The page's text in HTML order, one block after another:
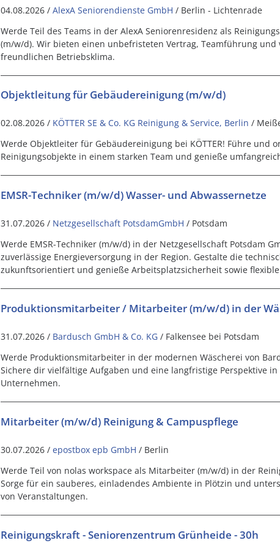
04.08.2026 / AlexA Seniorendienste GmbH / Berlin - Lichtenrade
Werde Teil des Teams in der AlexA Seniorenresidenz als
(m/w/d). Wir bieten einen unbefristeten Vertrag, Teamführung und
freundlichen Betriebsklima.
Objektleitung für Gebäudereinigung (m/w/d)
02.08.2026 / KÖTTER SE & Co. KG Reinigung & Service, Berlin /
Werde Objektleiter für Gebäudereinigung bei KÖTTER! Führe und
Reinigungsobjekte in einem starken Team und genieße
EMSR-Techniker (m/w/d) Wasser- und Abwassernetze
31.07.2026 / Netzgesellschaft PotsdamGmbH / Potsdam
Werde EMSR-Techniker (m/w/d) in der Netzgesellschaft Potsdam
zuverlässige Energieversorgung in der Region. Gestalte die
zukunftsorientiert und genieße Arbeitsplatzsicherheit sowie
Produktionsmitarbeiter / Mitarbeiter (m/w/d) in der
31.07.2026 / Bardusch GmbH & Co. KG / Falkensee bei Potsdam
Werde Produktionsmitarbeiter in der modernen Wäscherei von
Sichere dir vielfältige Aufgaben und eine langfristige Perspektive
Unternehmen.
Mitarbeiter (m/w/d) Reinigung & Campuspflege
30.07.2026 / epostbox epb GmbH / Berlin
Werde Teil von nolas workspace als Mitarbeiter (m/w/d) in der
Sorge für ein sauberes, einladendes Ambiente in Plötzin und
von Veranstaltungen.
Reinigungskraft - Seniorenzentrum Grünheide - 30h